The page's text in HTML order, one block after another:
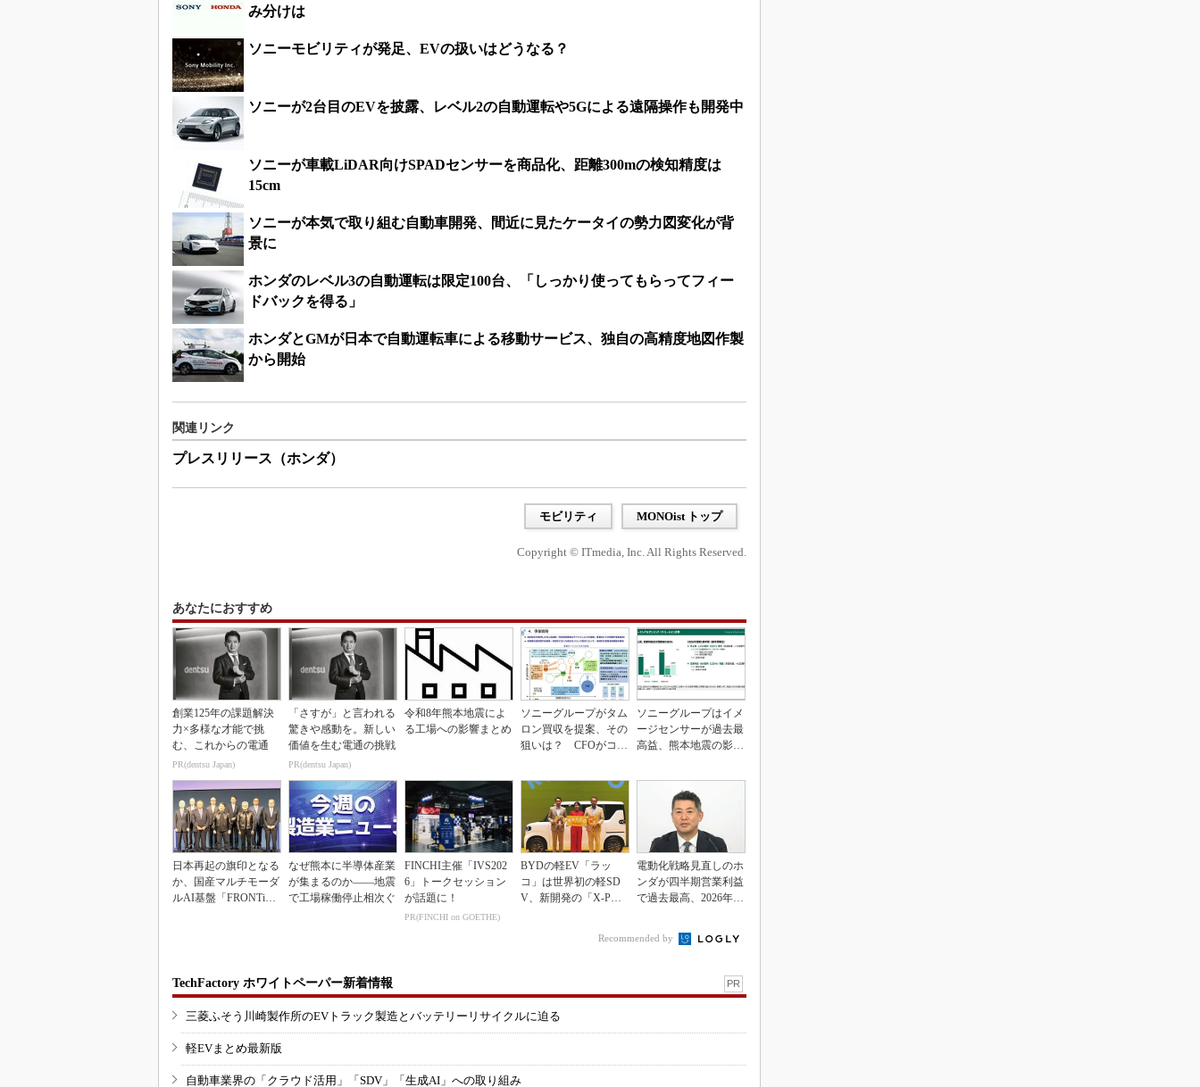
み分けは
ソニーモビリティが発足、EVの扱いはどうなる？
ソニーが2台目のEVを披露、レベル2の自動運転や5Gによる遠隔操作も開発中
ソニーが車載LiDAR向けSPADセンサーを商品化、距離300mの検知精度は
15cm
ソニーが本気で取り組む自動車開発、間近に見たケータイの勢力図変化が背
景に
ホンダのレベル3の自動運転は限定100台、「しっかり使ってもらってフィー
ドバックを得る」
ホンダとGMが日本で自動運転車による移動サービス、独自の高精度地図作製
から開始
関連リンク
プレスリリース（ホンダ）
モビリティ MONOist トップ
Copyright © ITmedia, Inc. All Rights Reserved.
あなたにおすすめ
創業125年の課題解決
力×多様な才能で挑
む、これからの電通
PR(dentsu Japan)
「さすが」と言われる
驚きや感動を。新しい
価値を生む電通の挑戦
PR(dentsu Japan)
令和8年熊本地震によ
る工場への影響まとめ
ソニーグループがタム
ロン買収を提案、その
狙いは？ CFOがコメ
ソニーグループはイメ
ージセンサーが過去最
高益、熊本地震の影響
日本再起の旗印となる
か、国産マルチモーダ
ルAI基盤「FRONTi
なぜ熊本に半導体産業
が集まるのか――地震
で工場稼働停止相次ぐ
FINCHI主催「IVS202
6」トークセッション
が話題に！
PR(FINCHI on GOETHE)
BYDの軽EV「ラッ
コ」は世界初の軽SD
V、新開発の「X-PAC
電動化戦略見直しのホ
ンダが四半期営業利益
で過去最高、2026年度
Recommended by
TechFactory ホワイトペーパー新着情報 PR
三菱ふそう川崎製作所のEVトラック製造とバッテリーリサイクルに迫る
軽EVまとめ最新版
自動車業界の「クラウド活用」「SDV」「生成AI」への取り組み